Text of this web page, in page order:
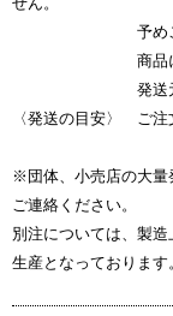
予めご了承
商品に不備等
発送元または
〈発送の目安〉 ご
※団体、小売店の大量
ご連絡ください。
別注については、製
生産となっておりま